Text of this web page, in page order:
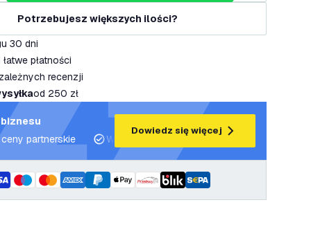
Potrzebujesz większych ilości?
30 dni
płatności
recenzji
od 250 zł
partnerskie
Wsparcie projektowe i plany oświetleniowe
Dowiedz się więcej